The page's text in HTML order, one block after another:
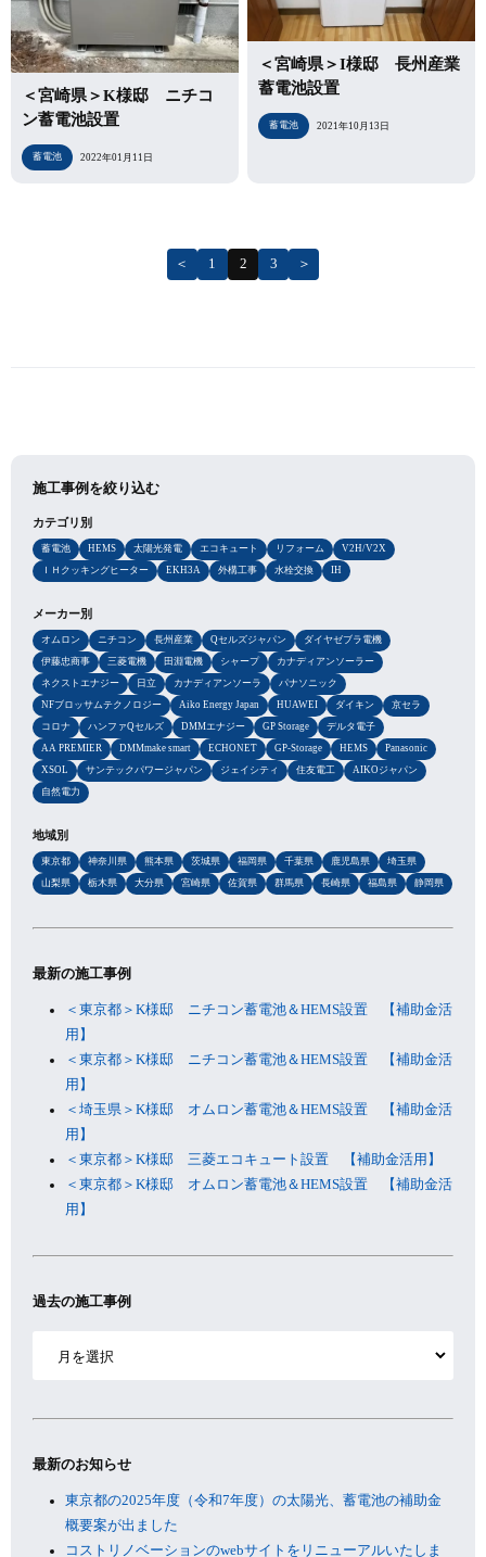
＜宮崎県＞K様邸 ニチコ
ン蓄電池設置
蓄電池 2022年01月11日
＜宮崎県＞I様邸 長州産業
蓄電池設置
蓄電池 2021年10月13日
＜ 1 2 3 ＞
施工事例を絞り込む
カテゴリ別
蓄電池 HEMS 太陽光発電 エコキュート リフォーム
V2H/V2X
ＩＨクッキングヒーター
EKH3A 外構工事 水栓交換 IH
メーカー別
オムロン ニチコン 長州産業 Qセルズジャパン
ダイヤゼブラ電機
伊藤忠商事
三菱電機 田淵電機 シャープ
カナディアンソーラー
ネクストエナジー
日立 カナディアンソーラ
パナソニック
NFブロッサムテクノロジー
Aiko Energy Japan HUAWEI ダイキン
京セラ
コロナ
ハンファQセルズ DMMエナジー GP Storage
デルタ電子
AA PREMIER
DMMmake smart ECHONET GP-Storage HEMS
Panasonic
XSOL
サンテックパワージャパン ジェイシティ 住友電工
AIKOジャパン
自然電力
地域別
東京都 神奈川県 熊本県 茨城県 福岡県 千葉県 鹿児島県
埼玉県
山梨県
栃木県 大分県 宮崎県 佐賀県 群馬県 長崎県 福島県 静岡県
最新の施工事例
＜東京都＞K様邸 ニチコン蓄電池＆HEMS設置 【補助金活
用】
＜東京都＞K様邸 ニチコン蓄電池＆HEMS設置 【補助金活
用】
＜埼玉県＞K様邸 オムロン蓄電池＆HEMS設置 【補助金活
用】
＜東京都＞K様邸 三菱エコキュート設置 【補助金活用】
＜東京都＞K様邸 オムロン蓄電池＆HEMS設置 【補助金活
用】
過去の施工事例
最新のお知らせ
東京都の2025年度（令和7年度）の太陽光、蓄電池の補助金
概要案が出ました
コストリノベーションのwebサイトをリニューアルいたしま